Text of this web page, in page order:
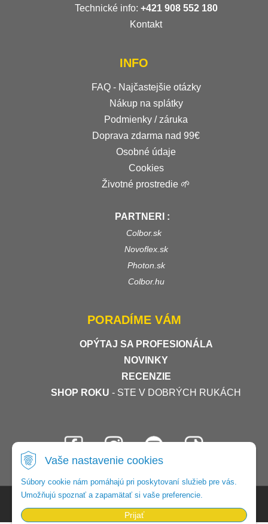
Vaše nastavenie cookies
Súbory cookie nám pomáhajú pri poskytovaní služieb pre vás.
Umožňujú spoznať a zapamätať si vaše preferencie.
Prijať
Technické info: +421 908 552 180
Kontakt
INFO
FAQ - Najčastejšie otázky
Nákup na splátky
Podmienky / záruka
Doprava zdarma nad 99€
Osobné údaje
Cookies
Životné prostredie 🌱
PARTNERI :
Colbor.sk
Novoflex.sk
Photon.sk
Colbor.hu
PORADÍME VÁM
OPÝTAJ SA PROFESIONÁLA
NOVINKY
RECENZIE
SHOP ROKU - STE V DOBRÝCH RUKÁCH
© 2026 Foto-video-shop •tvorba eshopu cez UNIobchod
spoločnostiWEBYGROUP